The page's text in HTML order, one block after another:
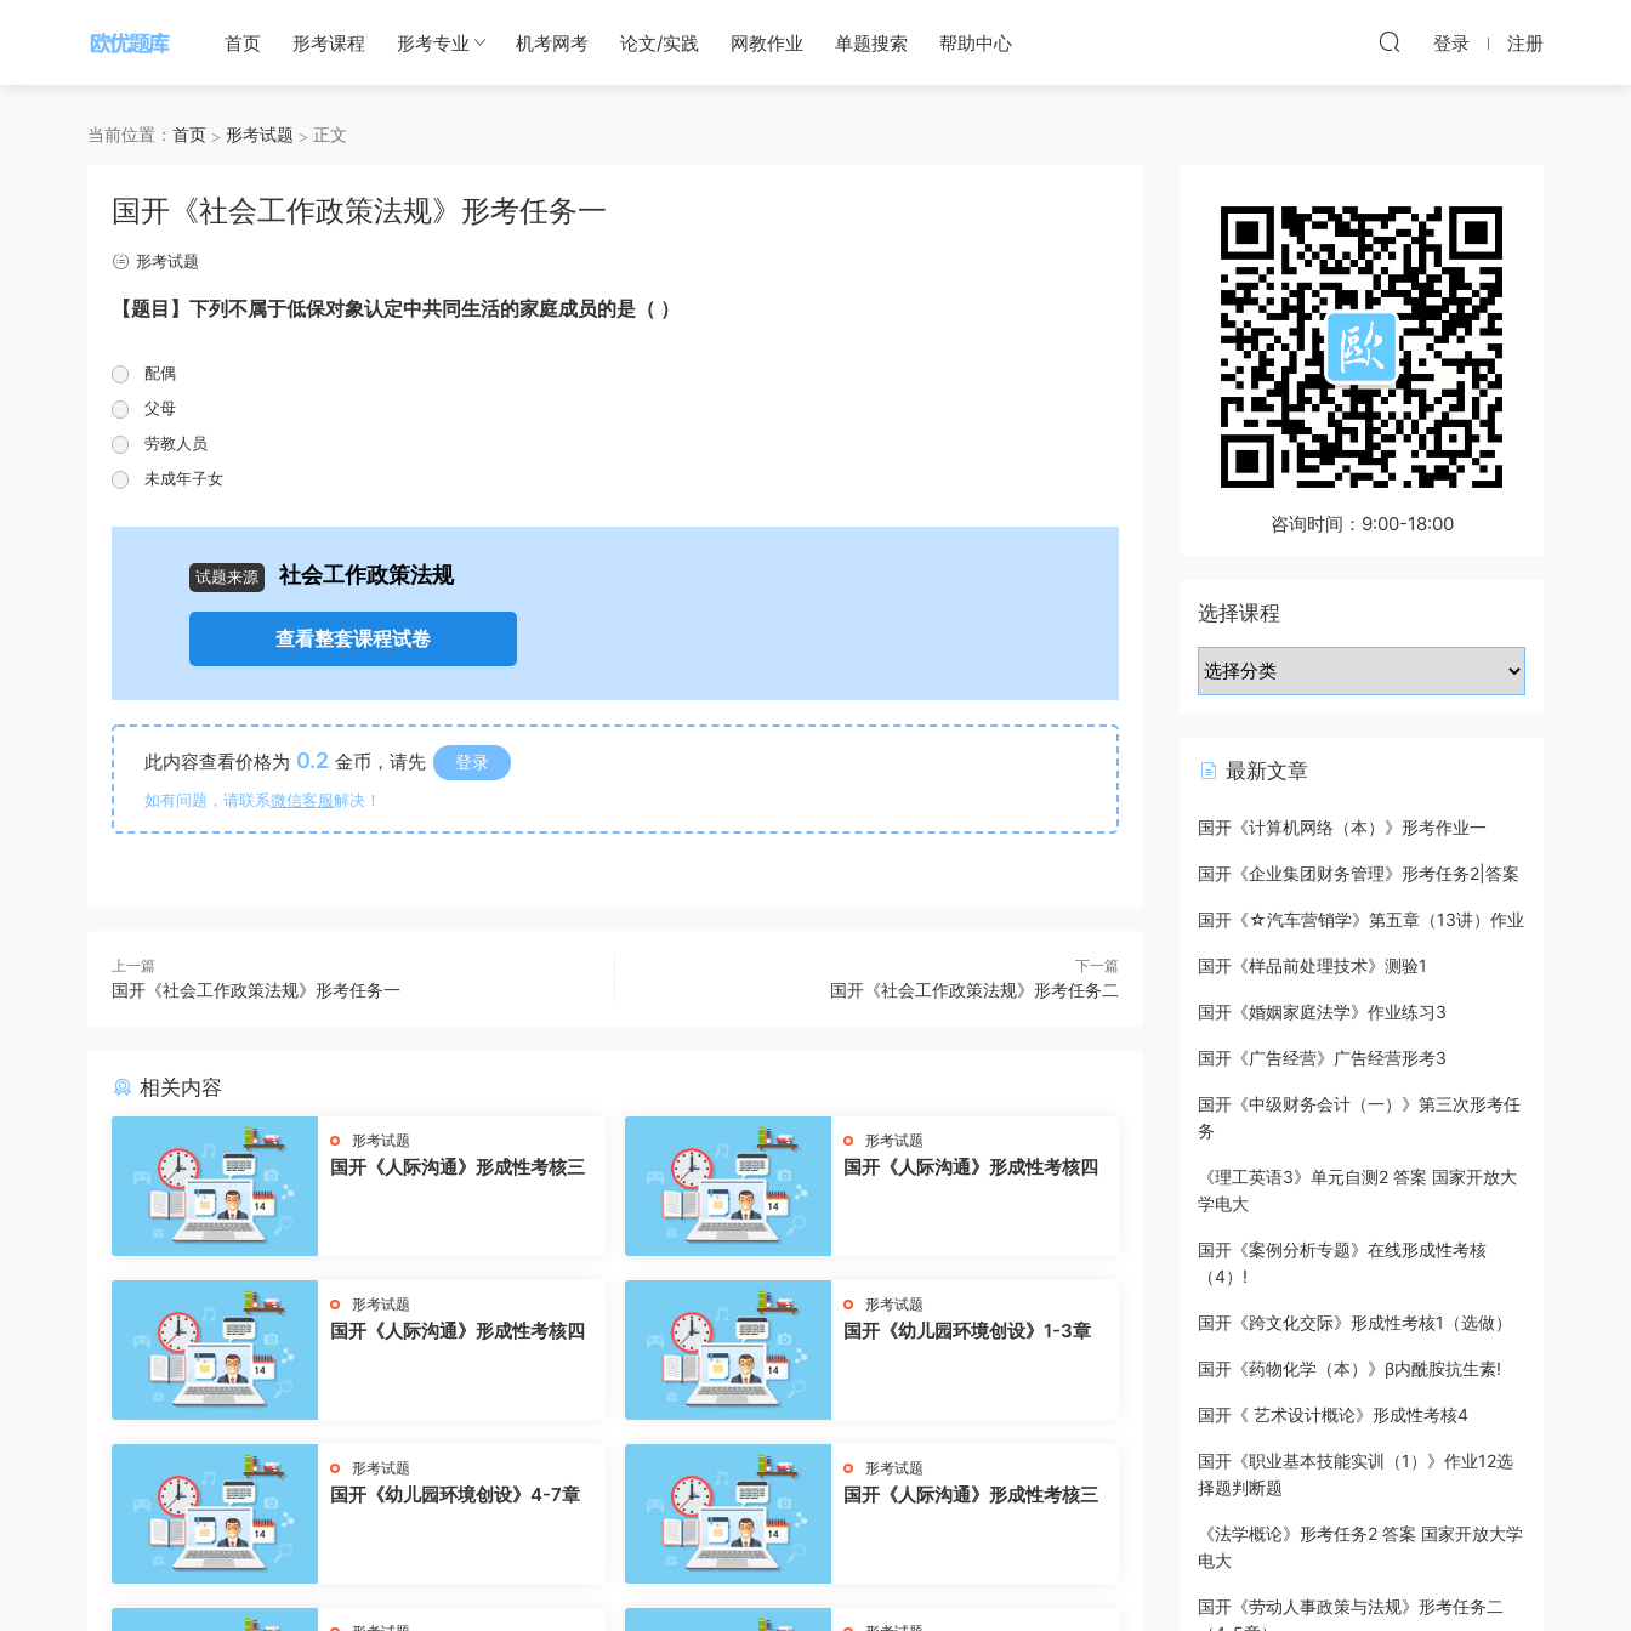
首页 形考课程 形考专业 机考网考 论文/实践 网教作业 单题搜索 帮助中心 登录 注册
当前位置： 首页 形考试题 正文
国开《社会工作政策法规》形考任务一
形考试题
【题目】下列不属于低保对象认定中共同生活的家庭成员的是（ ）
配偶
父母
劳教人员
未成年子女
试题来源 社会工作政策法规
查看整套课程试卷
此内容查看价格为 0.2 金币，请先 登录
如有问题，请联系微信客服解决！
上一篇
国开《社会工作政策法规》形考任务一
下一篇
国开《社会工作政策法规》形考任务二
相关内容
形考试题
国开《人际沟通》形成性考核三
形考试题
国开《人际沟通》形成性考核四
形考试题
国开《人际沟通》形成性考核四
形考试题
国开《幼儿园环境创设》1-3章
形考试题
国开《幼儿园环境创设》4-7章
形考试题
国开《人际沟通》形成性考核三
咨询时间：9:00-18:00
选择课程
最新文章
国开《计算机网络（本）》形考作业一
国开《企业集团财务管理》形考任务2|答案
国开《☆汽车营销学》第五章（13讲）作业
国开《样品前处理技术》测验1
国开《婚姻家庭法学》作业练习3
国开《广告经营》广告经营形考3
国开《中级财务会计（一）》第三次形考任
务
《理工英语3》单元自测2 答案 国家开放大
学电大
国开《案例分析专题》在线形成性考核
（4）!
国开《跨文化交际》形成性考核1（选做）
国开《药物化学（本）》β内酰胺抗生素!
国开《 艺术设计概论》形成性考核4
国开《职业基本技能实训（1）》作业12选
择题判断题
《法学概论》形考任务2 答案 国家开放大学
电大
国开《劳动人事政策与法规》形考任务二